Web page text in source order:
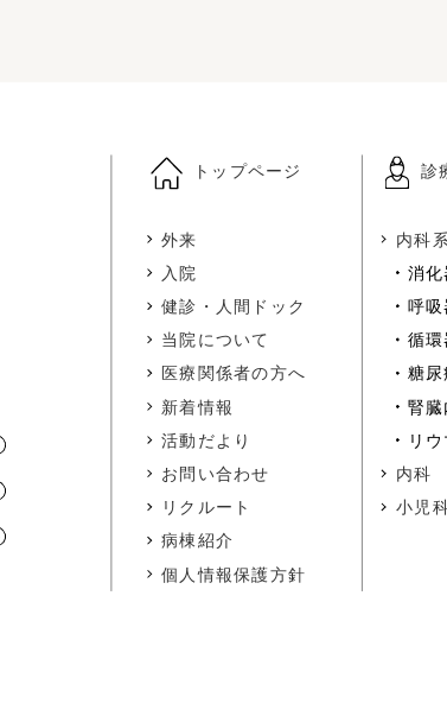
トップページ
外来
入院
健診・人間ドック
当院について
医療関係者の方へ
新着情報
活動だより
お問い合わせ
リクルート
病棟紹介
個人情報保護方針
診
内科
消化
呼吸
循環
糖尿
腎臓
リ
内科
小児